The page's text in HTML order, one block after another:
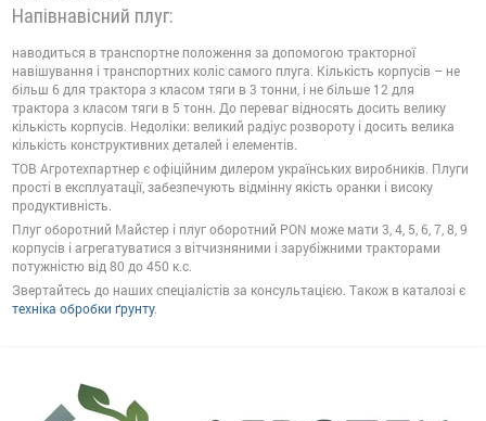
Напівнавісний плуг:
наводиться в транспортне положення за допомогою тракторної
навішування і транспортних коліс самого плуга. Кількість корпусів – не
більш 6 для трактора з класом тяги в 3 тонни, і не більше 12 для
трактора з класом тяги в 5 тонн. До переваг відносять досить велику
кількість корпусів. Недоліки: великий радіус розвороту і досить велика
кількість конструктивних деталей і елементів.
ТОВ Агротехпартнер є офіційним дилером українських виробників. Плуги
прості в експлуатації, забезпечують відмінну якість оранки і високу
продуктивність.
Плуг оборотний Майстер і плуг оборотний PON може мати 3, 4, 5, 6, 7, 8, 9
корпусів і агрегатуватися з вітчизняними і зарубіжними тракторами
потужністю від 80 до 450 к.с.
Звертайтесь до наших спеціалістів за консультацією. Також в каталозі є
техніка обробки ґрунту.